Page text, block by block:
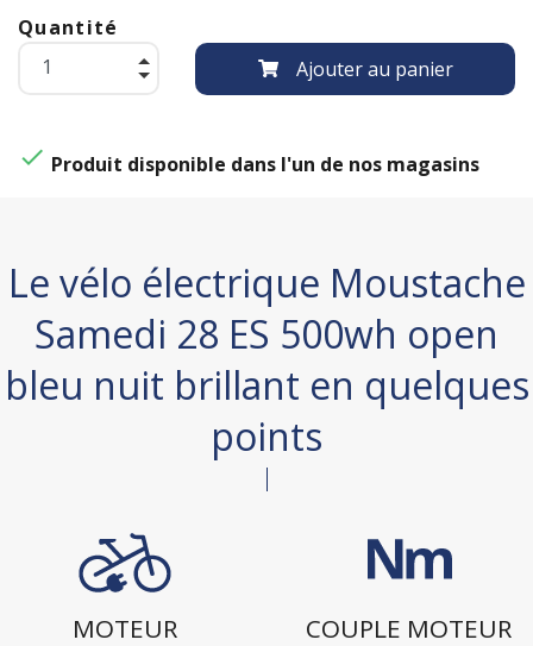
Quantité
Ajouter au panier
 Produit disponible dans l'un de nos magasins
Le vélo électrique Moustache
Samedi 28 ES 500wh open
bleu nuit brillant en quelques
points
MOTEUR
COUPLE MOTEUR